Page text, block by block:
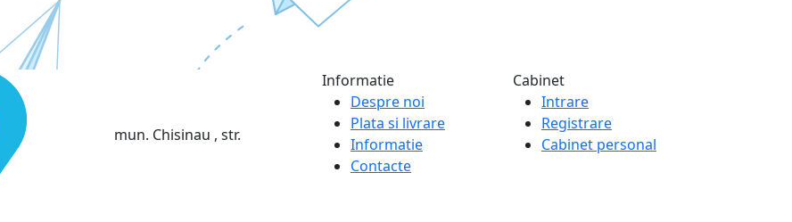
mun. Chisinau , str.
Informatie
Despre noi
Plata si livrare
Informatie
Contacte
Cabinet
Intrare
Registrare
Cabinet personal